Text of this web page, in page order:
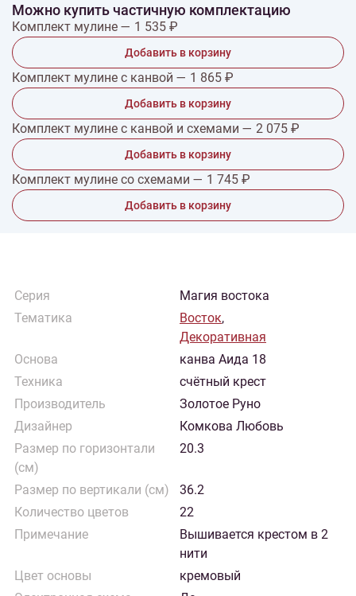
Можно купить частичную комплектацию
Комплект мулине — 1 535 ₽
Добавить в корзину
Комплект мулине с канвой — 1 865 ₽
Добавить в корзину
Комплект мулине с канвой и схемами — 2 075 ₽
Добавить в корзину
Комплект мулине со схемами — 1 745 ₽
Добавить в корзину
Серия
Магия востока
Тематика
Восток,
Декоративная
Основа
канва Аида 18
Техника
счётный крест
Производитель
Золотое Руно
Дизайнер
Комкова Любовь
Размер по горизонтали
(см)
20.3
Размер по вертикали (см)
36.2
Количество цветов
22
Примечание
Вышивается крестом в 2
нити
Цвет основы
кремовый